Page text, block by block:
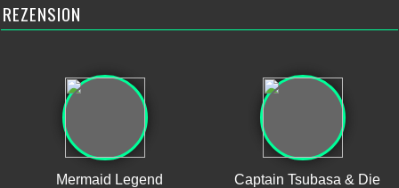
REZENSION
Mermaid Legend
Captain Tsubasa & Die